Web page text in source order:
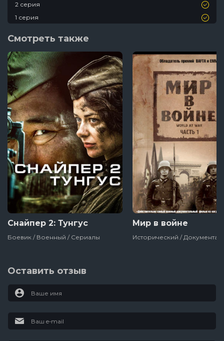
2 серия
1 серия
Смотреть также
Снайпер 2: Тунгус
Боевик / Военный / Сериалы
Мир в войне
Оставить отзыв